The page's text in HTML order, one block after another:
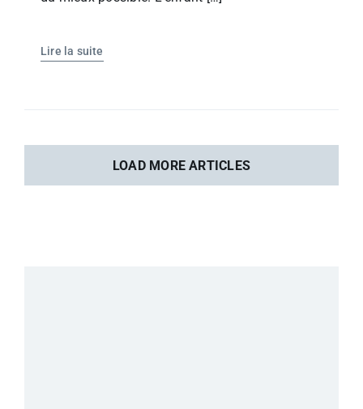
Lire la suite
LOAD MORE ARTICLES